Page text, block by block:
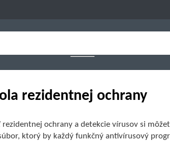
rezidentnej ochrany
rezidentnej ochrany a detekcie vírusov si
ktorý by každý funkčný antivírusový